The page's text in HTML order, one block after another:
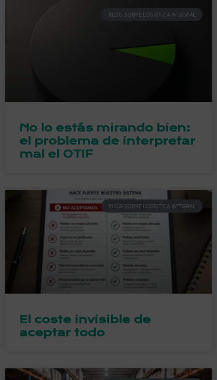
BLOG SOBRE LOGÍSTICA INTEGRAL
No lo estás mirando bien:
el problema de interpretar
mal el OTIF
BLOG SOBRE LOGÍSTICA INTEGRAL
El coste invisible de
aceptar todo